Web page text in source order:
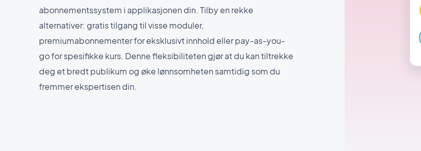
abonnementssystem i applikasjonen din. Tilby en rekke
alternativer: gratis tilgang til visse moduler,
premiumabonnementer for eksklusivt innhold eller pay-as-you-
go for spesifikke kurs. Denne fleksibiliteten gjør at du kan tiltrekke
deg et bredt publikum og øke lønnsomheten samtidig som du
fremmer ekspertisen din.